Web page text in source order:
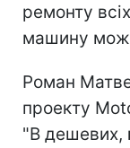
ремонту
машину
Роман
проекту
"В дешевих,